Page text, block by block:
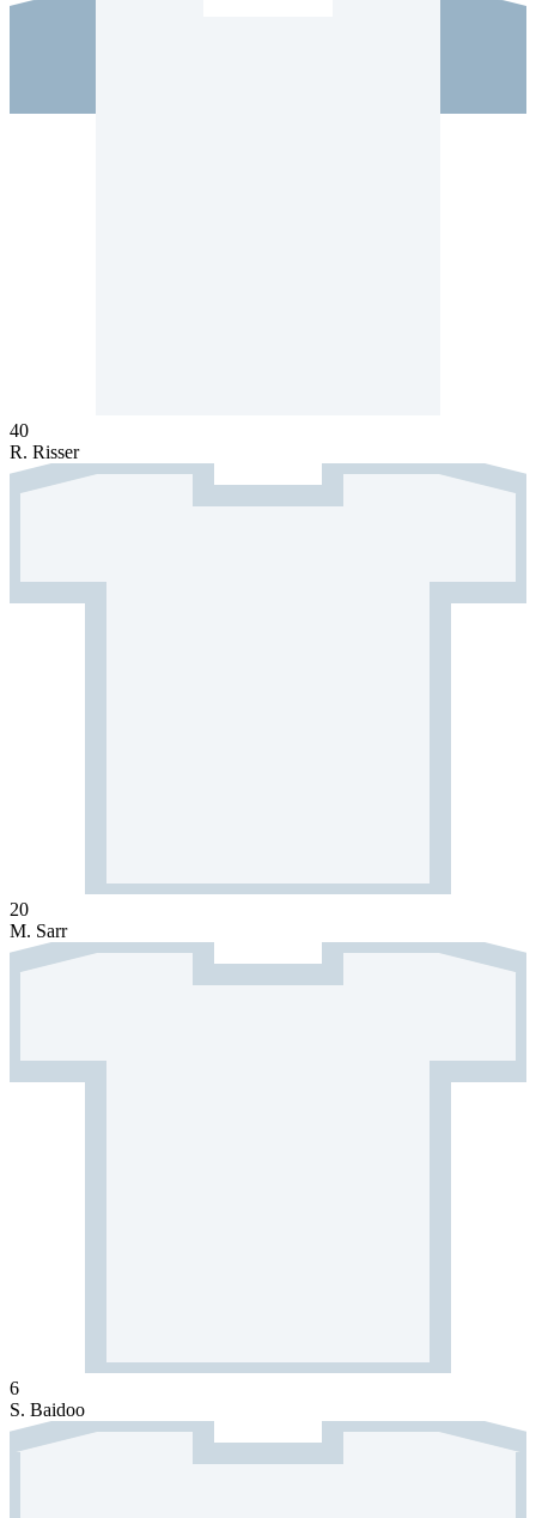
40
R. Risser
20
M. Sarr
6
S. Baidoo